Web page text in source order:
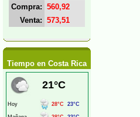
Compra: 560,92
Venta: 573,51
Tiempo en Costa Rica